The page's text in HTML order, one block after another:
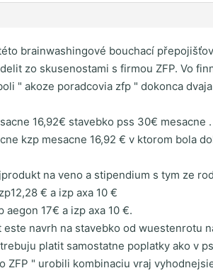
brainwashingové bouchací
zo skusenostami s firmou ZFP. Vo
" akoze poradcovia zfp " dokonca
16,92€ stavebko pss 30€ mesacne .
kzp mesacne 16,92 € v ktorom bola
na veno a stipendium s tym ze
€ a izp axa 10 €
aegon 17€ a izp axa 10 €.
este navrh na stavebko od
platit samostatne poplatky ako v
ZFP " urobili kombinaciu vraj